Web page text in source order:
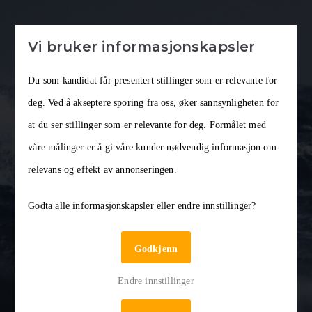
Vi bruker informasjonskapsler
Du som kandidat får presentert stillinger som er relevante for
deg. Ved å akseptere sporing fra oss, øker sannsynligheten for
at du ser stillinger som er relevante for deg. Formålet med
våre målinger er å gi våre kunder nødvendig informasjon om
relevans og effekt av annonseringen.
Godta alle informasjonskapsler eller endre innstillinger?
Godkjenn
Endre innstillinger
statlig samlingssted for
beredskapsaktører i Kirkenes